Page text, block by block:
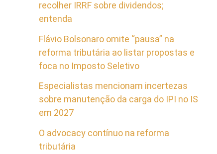
recolher IRRF sobre dividendos;
entenda
Flávio Bolsonaro omite “pausa” na
reforma tributária ao listar propostas e
foca no Imposto Seletivo
Especialistas mencionam incertezas
sobre manutenção da carga do IPI no IS
em 2027
O advocacy contínuo na reforma
tributária